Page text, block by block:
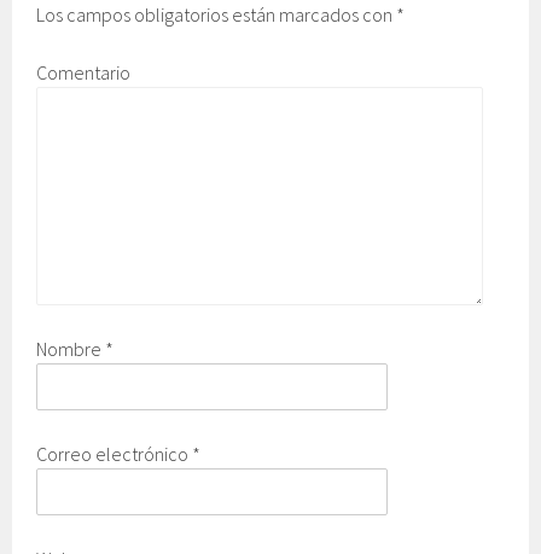
Los campos obligatorios están marcados con *
Comentario
Nombre *
Correo electrónico *